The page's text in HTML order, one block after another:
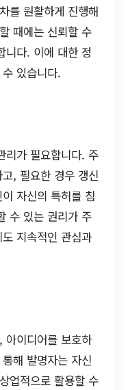
를 원활하게 진행해
때에는 신뢰할 수
니다. 이에 대한 정
있습니다.
리가 필요합니다. 주
, 필요한 경우 갱신
자신의 특허를 침
수 있는 권리가 주
지속적인 관심과
아이디어를 보호하
해 발명자는 자신
업적으로 활용할 수